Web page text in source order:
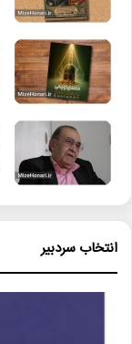
انتخاب سردبیر